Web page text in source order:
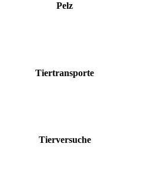
Pelz
Tiertransporte
Tierversuche